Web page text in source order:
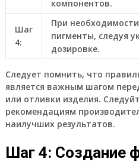
компонентов.
Шаг
4:
При
пигменты, следуя
дозировке.
Следует помнить, что
является важным шагом
или отливки изделия.
рекомендациям
наилучших результатов.
Шаг 4: Создание